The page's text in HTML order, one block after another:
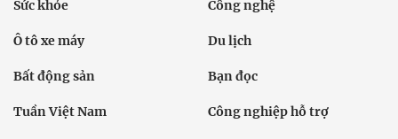
Sức khỏe Công nghệ
Ô tô xe máy Du lịch
Bất động sản Bạn đọc
Tuần Việt Nam Công nghiệp hỗ trợ